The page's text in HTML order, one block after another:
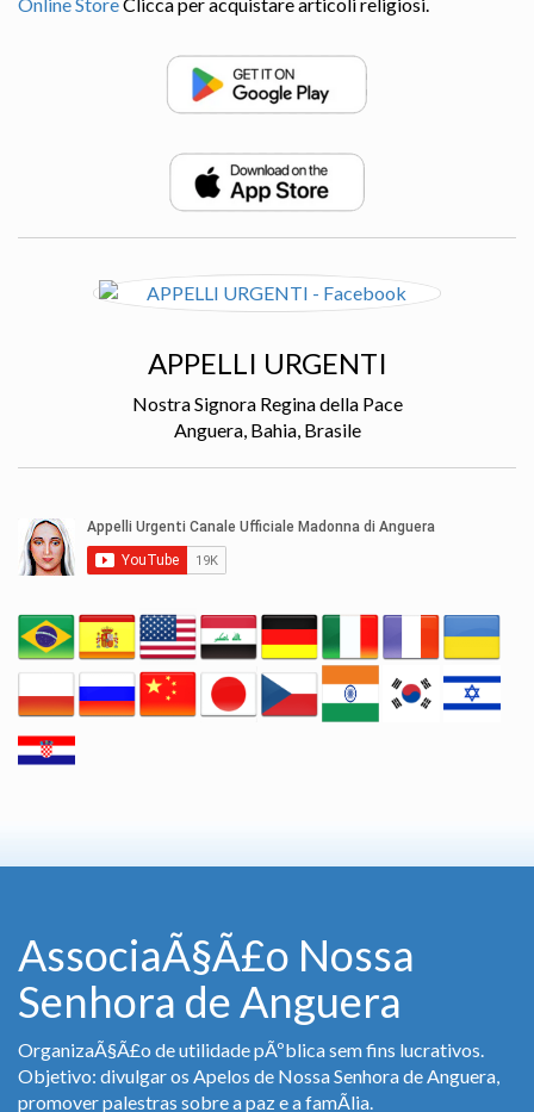
APPELLI URGENTI
Nostra Signora Regina della Pace
Anguera, Bahia, Brasile
AssociaÃ§Ã£o Nossa
Senhora de Anguera
OrganizaÃ§Ã£o de utilidade pÃºblica sem fins lucrativos.
Objetivo: divulgar os Apelos de Nossa Senhora de Anguera,
promover palestras sobre a paz e a famÃ­lia.